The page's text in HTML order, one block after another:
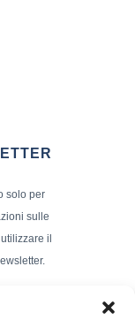
solo per
sulle
il